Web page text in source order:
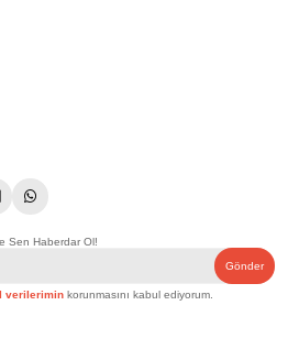
Sen Haberdar Ol!
Gönder
verilerimin korunmasını kabul ediyorum.